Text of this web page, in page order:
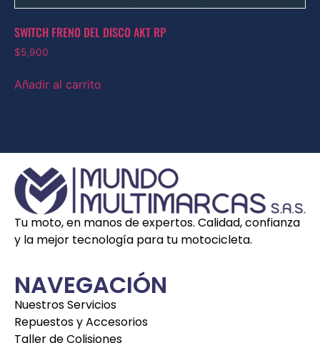
SWITCH FRENO DEL DISCO AKT RP
$5,900
Añadir al carrito
Tu moto, en manos de expertos. Calidad, confianza
y la mejor tecnología para tu motocicleta.
NAVEGACIÓN
Nuestros Servicios
Repuestos y Accesorios
Taller de Colisiones